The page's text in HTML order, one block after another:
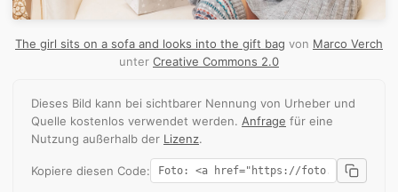
The girl sits on a sofa and looks into the gift bag von Marco Verch
unter Creative Commons 2.0
Dieses Bild kann bei sichtbarer Nennung von Urheber und
Quelle kostenlos verwendet werden. Anfrage für eine
Nutzung außerhalb der Lizenz.
Kopiere diesen Code: